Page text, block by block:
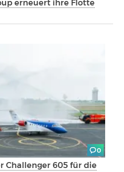
erneuert ihre Flotte
0
Challenger 605 für die